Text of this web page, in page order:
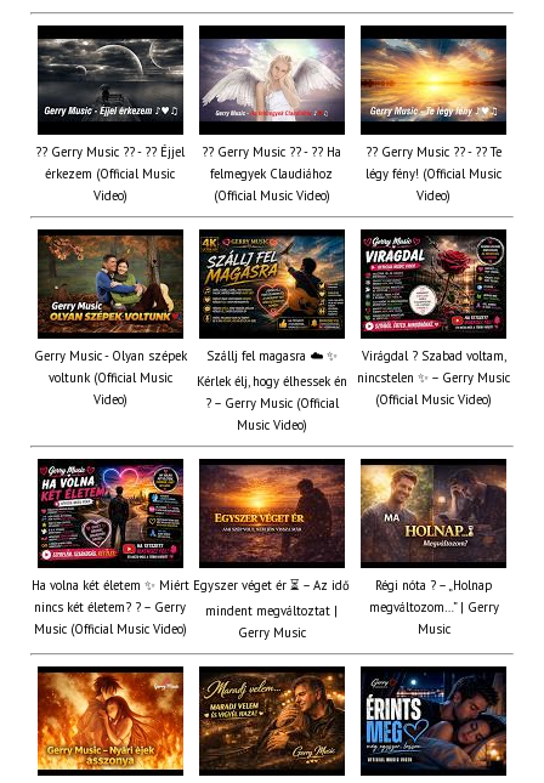
?? Gerry Music ?? - ?? Éjjel
érkezem (Official Music
Video)
?? Gerry Music ?? - ?? Ha
felmegyek Claudiához
(Official Music Video)
?? Gerry Music ?? - ?? Te
légy fény! (Official Music
Video)
Gerry Music - Olyan szépek
voltunk (Official Music
Video)
Szállj fel magasra ☁️ ✨
Kérlek élj, hogy élhessek én
? – Gerry Music (Official
Music Video)
Virágdal ? Szabad voltam,
nincstelen ✨ – Gerry Music
(Official Music Video)
Ha volna két életem ✨ Miért
nincs két életem? ? – Gerry
Music (Official Music Video)
Egyszer véget ér ⏳ – Az idő
mindent megváltoztat |
Gerry Music
Régi nóta ? – „Holnap
megváltozom…” | Gerry
Music